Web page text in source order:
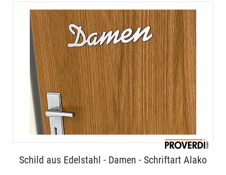
Schild aus Edelstahl - Damen - Schriftart Alako